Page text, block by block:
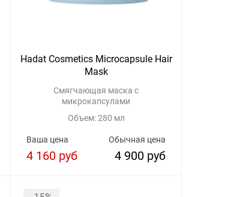
Hadat Cosmetics Microcapsule Hair
Mask
Смягчающая маска с
микрокапсулами
Объем: 280 мл
Обычная цена
4 900 руб
Ваша цена
4 160 руб